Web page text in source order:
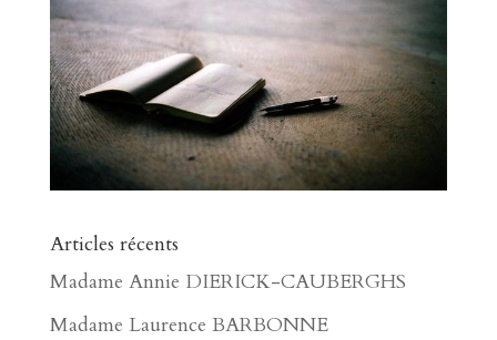
Articles récents
Madame Annie DIERICK-CAUBERGHS
Madame Laurence BARBONNE